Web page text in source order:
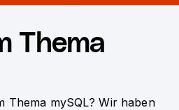
Thema
Thema mySQL? Wir haben